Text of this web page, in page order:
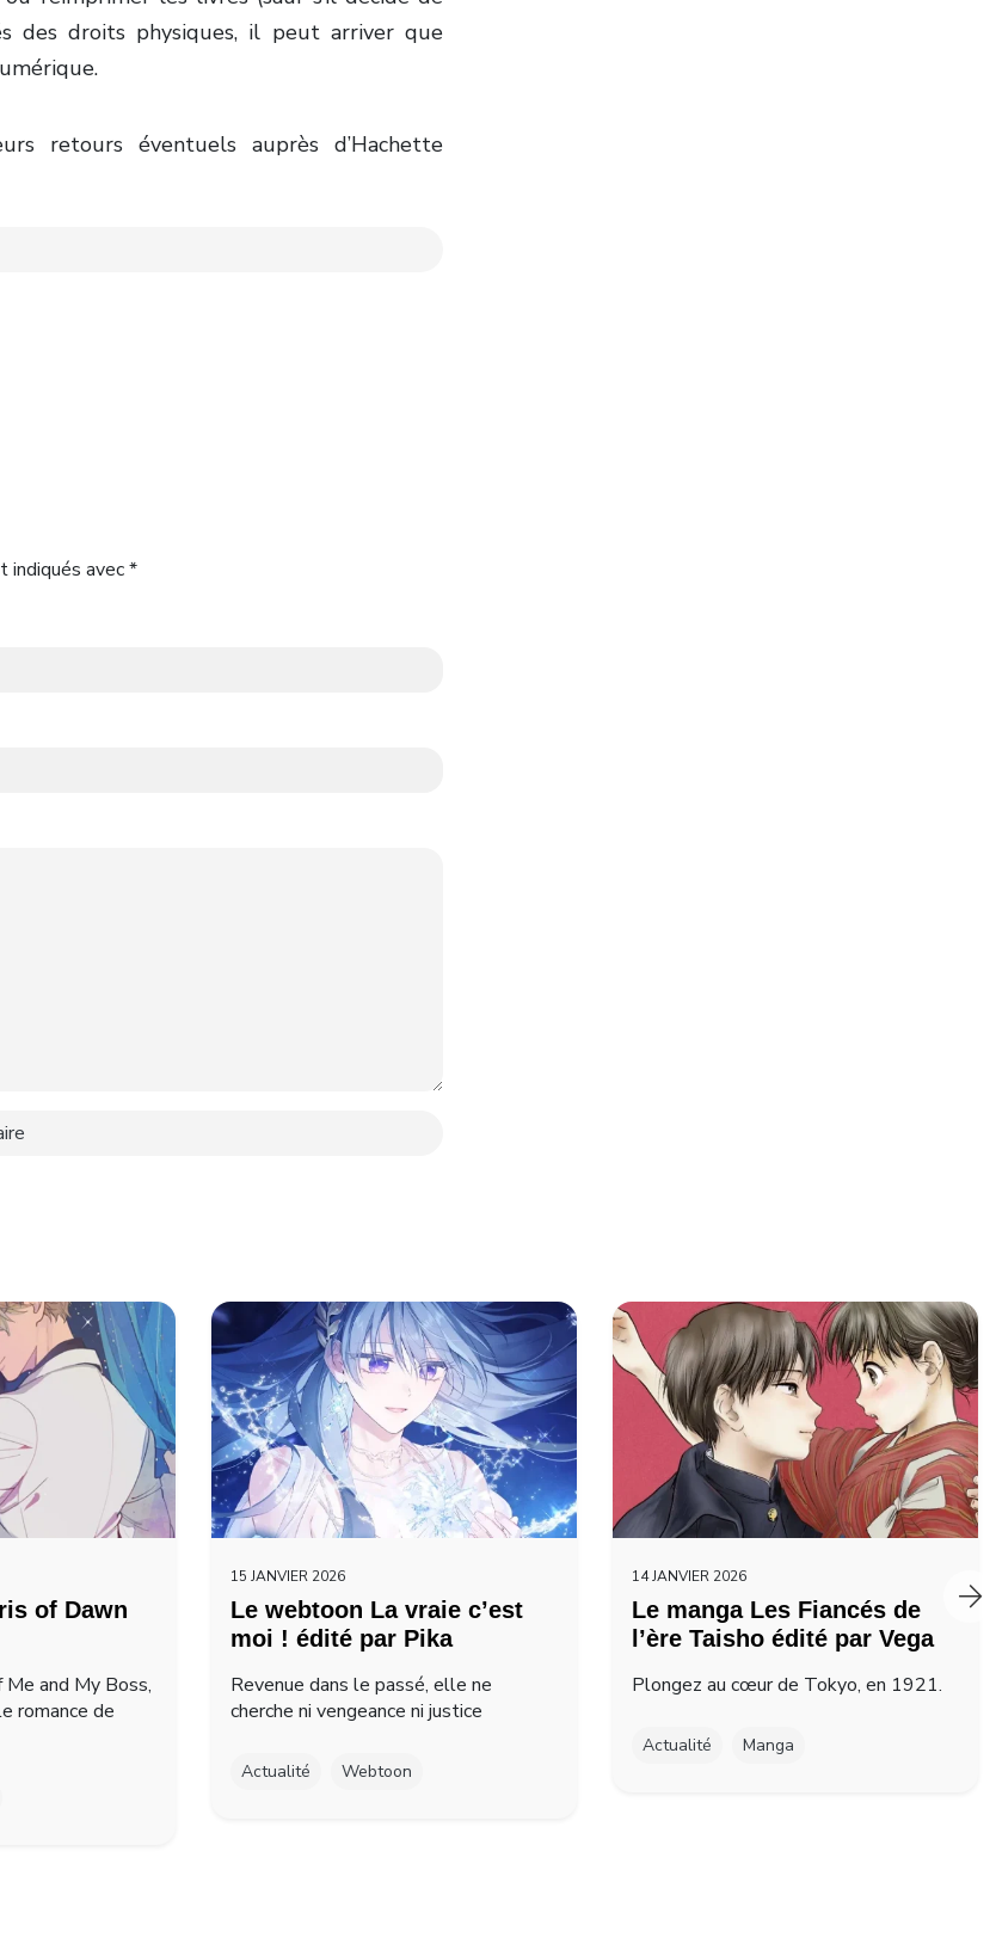
des droits physiques, il peut arriver que
retours éventuels auprès d’Hachette
indiqués avec*
of Dawn
and My Boss,
romance de
15 JANVIER 2026
Le webtoon La vraie c’est
moi ! édité par Pika
Revenue dans le passé, elle ne
cherche ni vengeance ni justice
Actualité Webtoon
14 JANVIER 2026
Le manga Les Fiancés de
l’ère Taisho édité par Vega
Plongez au cœur de Tokyo, en 1921.
Actualité Manga